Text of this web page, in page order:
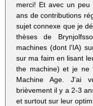
merci! Et avec un
ans de contributions
sujet connexe que je
thèses de
machines (dont l’IA)
sur ma faim en lisant
the machine) et je ne
Machine Age. J’ai
brièvement il y a 2-3
et surtout sur leur